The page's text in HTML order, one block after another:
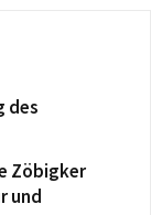
des
Zöbigker
und